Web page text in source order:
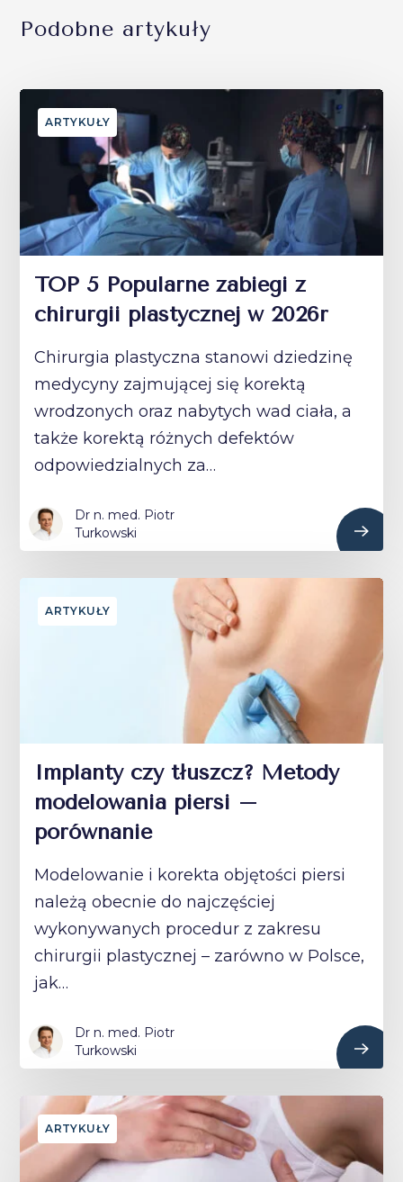
Podobne artykuły
ARTYKUŁY
TOP 5 Popularne zabiegi z
chirurgii plastycznej w 2026r
Chirurgia plastyczna stanowi dziedzinę
medycyny zajmującej się korektą
wrodzonych oraz nabytych wad ciała, a
także korektą różnych defektów
odpowiedzialnych za…
Dr n. med. Piotr
Turkowski
ARTYKUŁY
Implanty czy tłuszcz? Metody
modelowania piersi –
porównanie
Modelowanie i korekta objętości piersi
należą obecnie do najczęściej
wykonywanych procedur z zakresu
chirurgii plastycznej – zarówno w Polsce,
jak…
Dr n. med. Piotr
Turkowski
ARTYKUŁY